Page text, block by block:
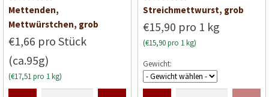
B
e
e
r
e
Mettenden,
Mettwürstchen, grob
€1,66 pro Stück
(ca.95g)
(€17,51 pro 1 kg)
B
w
e
t
e
Streichmettwurst, grob
€15,90 pro 1 kg
(€15,90 pro 1 kg)
Gewicht: